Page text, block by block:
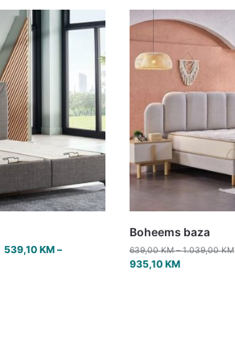
539,10 KM –
Boheems baza
639,00KM – 1.039,00KM
935,10 KM